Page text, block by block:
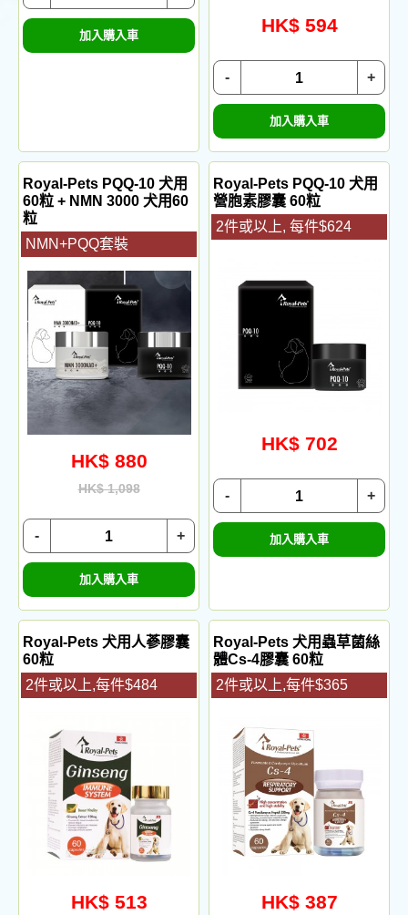
加入購入車 HK$ 594
+
-
加入購入車
Royal-Pets PQQ-10 犬用
60粒 + NMN 3000 犬用60
粒
NMN+PQQ套裝
HK$ 880
HK$ 1,098
+
-
加入購入車
Royal-Pets PQQ-10 犬用
營胞素膠囊 60粒
2件或以上, 每件$624
HK$ 702
+
-
加入購入車
Royal-Pets 犬用人蔘膠囊
60粒
2件或以上,每件$484
HK$ 513
Royal-Pets 犬用蟲草菌絲
體Cs-4膠囊 60粒
2件或以上,每件$365
HK$ 387